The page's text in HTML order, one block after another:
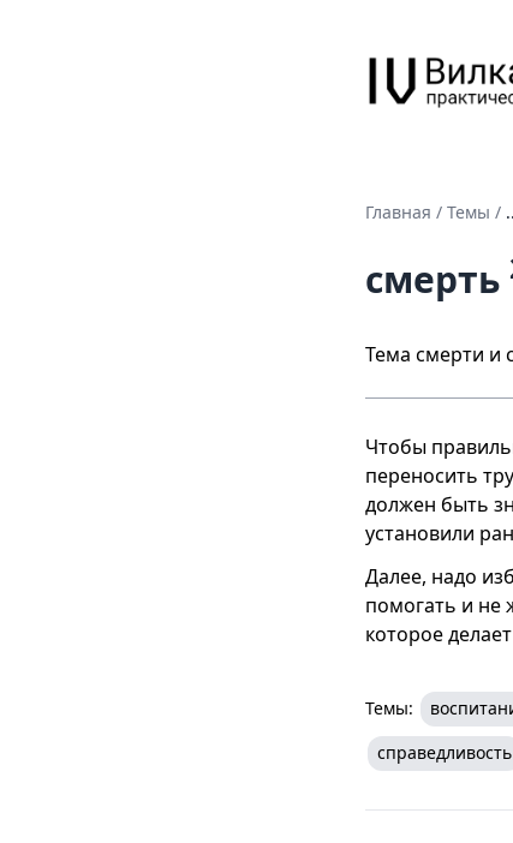
Главная / Темы /
смерть
Тема смерти и
Чтобы
переносить
должен быть
установили
Далее, надо
помогать и не
которое
Темы:
справедливость